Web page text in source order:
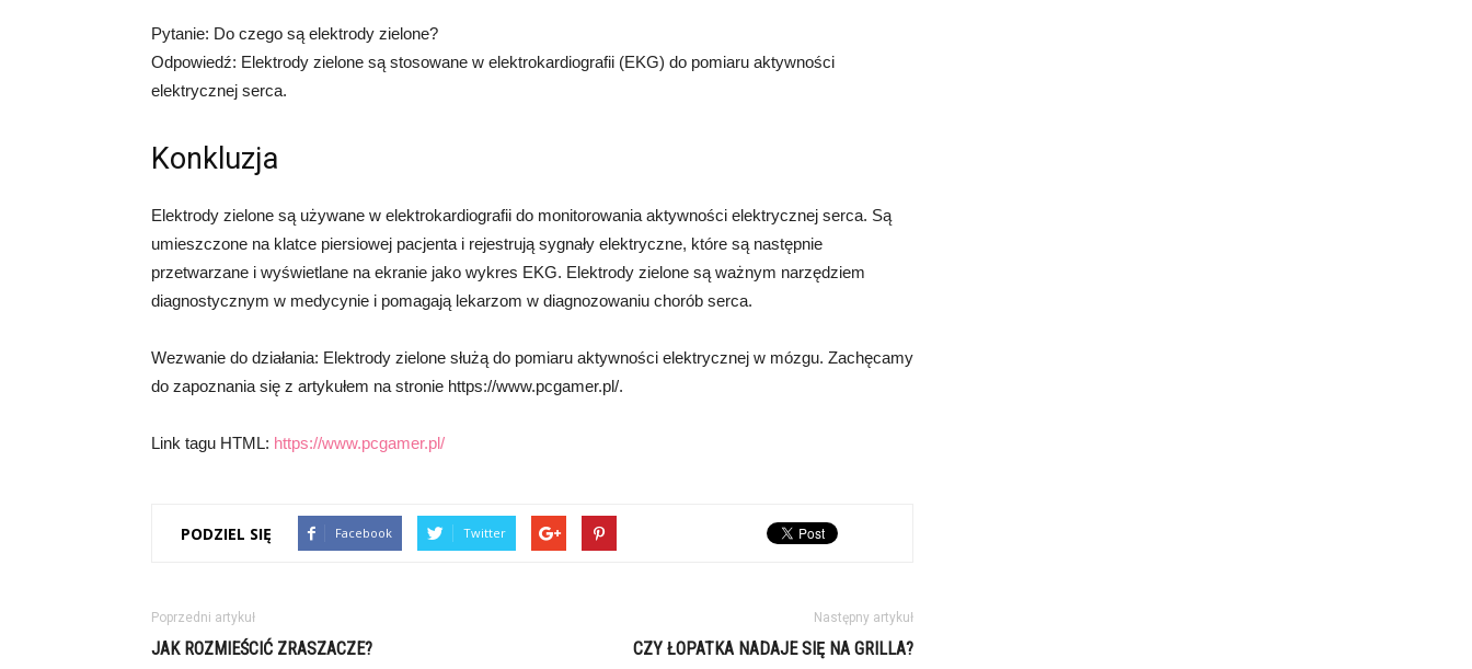
Pytanie: Do czego są elektrody zielone?
Odpowiedź: Elektrody zielone są stosowane w elektrokardiografii (EKG) do pomiaru aktywności
elektrycznej serca.
Konkluzja
Elektrody zielone są używane w elektrokardiografii do monitorowania aktywności elektrycznej serca. Są
umieszczone na klatce piersiowej pacjenta i rejestrują sygnały elektryczne, które są następnie
przetwarzane i wyświetlane na ekranie jako wykres EKG. Elektrody zielone są ważnym narzędziem
diagnostycznym w medycynie i pomagają lekarzom w diagnozowaniu chorób serca.
Wezwanie do działania: Elektrody zielone służą do pomiaru aktywności elektrycznej w mózgu. Zachęcamy
do zapoznania się z artykułem na stronie https://www.pcgamer.pl/.
Link tagu HTML: https://www.pcgamer.pl/
PODZIEL SIĘ Facebook Twitter
Poprzedni artykuł
JAK ROZMIEŚCIĆ ZRASZACZE?
Następny artykuł
CZY ŁOPATKA NADAJE SIĘ NA GRILLA?